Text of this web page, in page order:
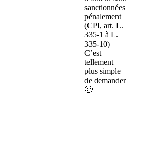
sanctionnées
pénalement
(CPI, art. L.
335-1 à L.
335-10)
C’est
tellement
plus simple
de demander
🙂